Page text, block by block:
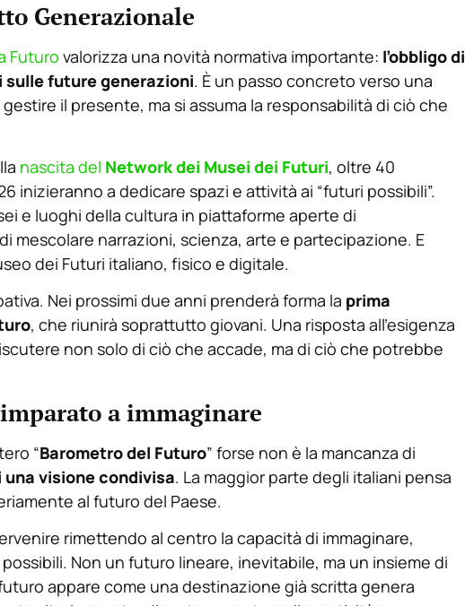
Generazionale
Futuro valorizza una novità normativa importante: l’obbligo di
sulle future generazioni. È un passo concreto verso una
il presente, ma si assuma la responsabilità di ciò che
nascita del Network dei Musei dei Futuri, oltre 40
inizieranno a dedicare spazi e attività ai “futuri possibili”.
e luoghi della cultura in piattaforme aperte di
mescolare narrazioni, scienza, arte e partecipazione. E
dei Futuri italiano, fisico e digitale.
Nei prossimi due anni prenderà forma la prima
, che riunirà soprattutto giovani. Una risposta all’esigenza
non solo di ciò che accade, ma di ciò che potrebbe
a immaginare
“Barometro del Futuro” forse non è la mancanza di
una visione condivisa. La maggior parte degli italiani pensa
al futuro del Paese.
rimettendo al centro la capacità di immaginare,
Non un futuro lineare, inevitabile, ma un insieme di
appare come una destinazione già scritta genera